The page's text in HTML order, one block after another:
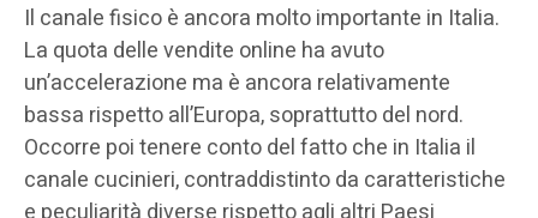
Il canale fisico è ancora molto importante in Italia.
La quota delle vendite online ha avuto
un’accelerazione ma è ancora relativamente
bassa rispetto all’Europa, soprattutto del nord.
Occorre poi tenere conto del fatto che in Italia il
canale cucinieri, contraddistinto da caratteristiche